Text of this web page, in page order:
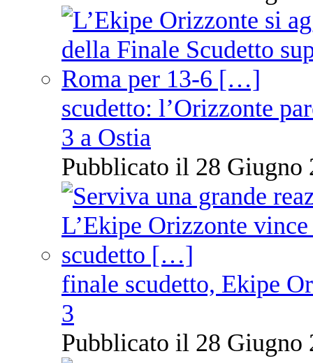
scudetto: l’Orizzonte
3 a Ostia
Pubblicato il 28 Giugno
finale scudetto, Ekipe
3
Pubblicato il 28 Giugno